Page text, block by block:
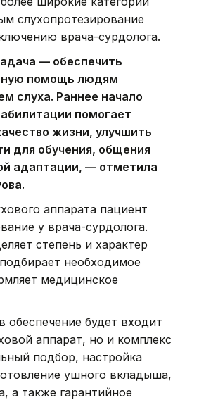
слухопротезирование
врача-сурдолога.
— обеспечить
помощь людям
слуха. Раннее начало
помогает
жизни, улучшить
для обучения, общения
адаптации, — отметила
аппарата пациент
у врача-сурдолога.
степень и характер
необходимое
медицинское
обеспечение будет входит
аппарат, но и комплекс
подбор, настройка
ушного вкладыша,
а также гарантийное